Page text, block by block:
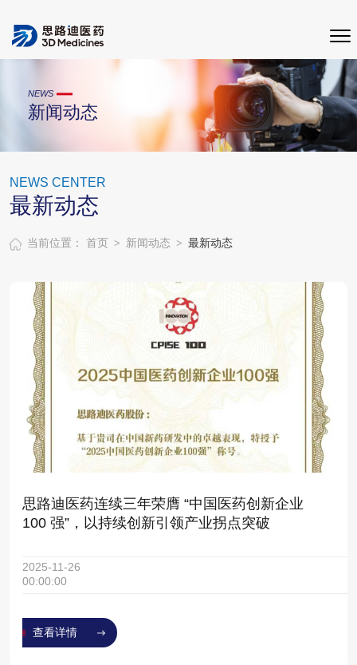
NEWS
新闻动态
NEWS CENTER
最新动态
当前位置： 首页 > 新闻动态 > 最新动态
思路迪医药连续三年荣膺 “中国医药创新企业
100 强”，以持续创新引领产业拐点突破
2025-11-26
00:00:00
查看详情